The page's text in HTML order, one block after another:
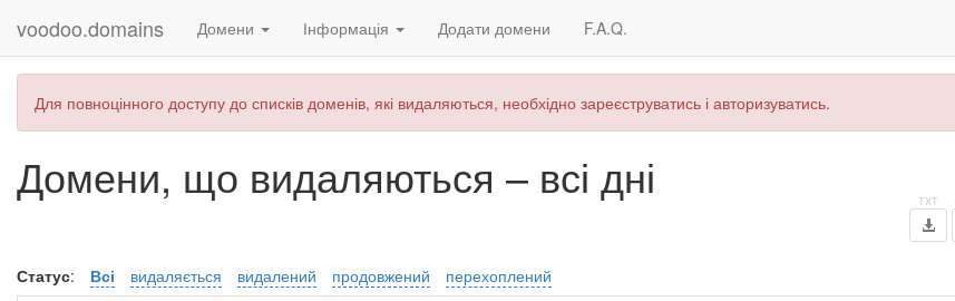
voodoo.domains Домени Інформація Додати домени F.A.Q.
Для повноцінного доступу до списків доменів, які видаляються, необхідно зареєструватись і авторизуватись.
Домени, що видаляються – всі дні
Статус: Всі видаляється видалений продовжений перехоплений